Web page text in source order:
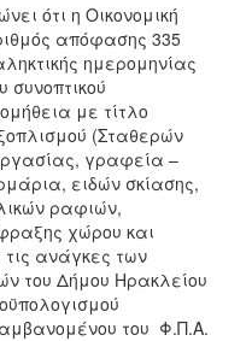
ότι η Οικονομική
απόφασης 335
ημερομηνίας
με τίτλο
(Σταθερών
γραφεία –
ειδών σκίασης,
ραφιών,
χώρου και
ανάγκες των
του Δήμου Ηρακλείου
του Φ.Π.Α.